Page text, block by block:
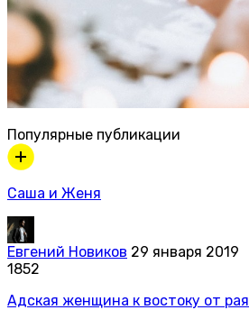
Популярные публикации
Саша и Женя
Евгений Новиков 29 января 2019
1852
Адская женщина к востоку от рая